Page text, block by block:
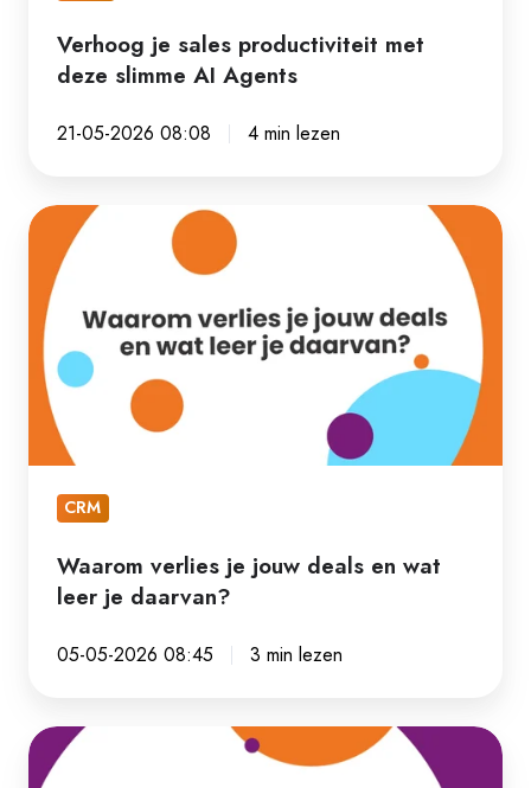
Verhoog je sales productiviteit met
deze slimme AI Agents
21-05-2026 08:08 4 min lezen
Waarom
verlies
jouw
deals
en
wat
leer
daarvan?
CRM
Waarom verlies je jouw deals en wat
leer je daarvan?
05-05-2026 08:45 3 min lezen
Draag
je